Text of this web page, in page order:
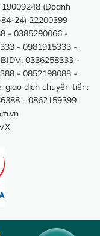
(Doanh
24) 22200399
- 0385290066 -
- 0981915333 -
0336258333 -
- 0852198088 -
giao dịch chuyển tiền:
- 0862159399